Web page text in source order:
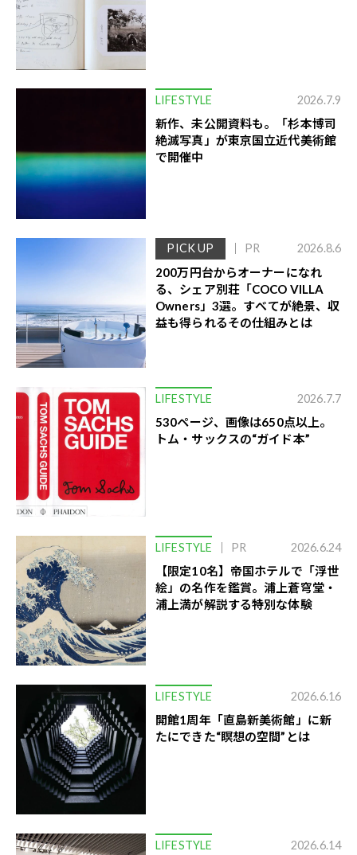
LIFESTYLE 2026.7.9
新作、未公開資料も。「杉本博司
絶滅写真」が東京国立近代美術館
で開催中
PICK UP PR 2026.8.6
200万円台からオーナーになれ
る、シェア別荘「COCO VILLA
Owners」3選。すべてが絶景、収
益も得られるその仕組みとは
LIFESTYLE 2026.7.7
530ページ、画像は650点以上。
トム・サックスの“ガイド本”
LIFESTYLE PR 2026.6.24
【限定10名】帝国ホテルで「浮世
絵」の名作を鑑賞。浦上蒼穹堂・
浦上満が解説する特別な体験
LIFESTYLE 2026.6.16
開館1周年「直島新美術館」に新
たにできた“瞑想の空間”とは
LIFESTYLE 2026.6.14